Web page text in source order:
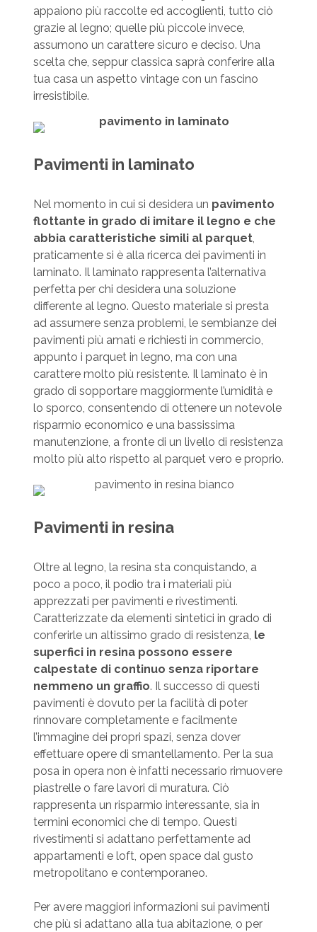
appaiono più raccolte ed accoglienti, tutto ciò
grazie al legno; quelle più piccole invece,
assumono un carattere sicuro e deciso. Una
scelta che, seppur classica saprà conferire alla
tua casa un aspetto vintage con un fascino
irresistibile.
Pavimenti in laminato
Nel momento in cui si desidera un pavimento
flottante in grado di imitare il legno e che
abbia caratteristiche simili al parquet,
praticamente si è alla ricerca dei pavimenti in
laminato. Il laminato rappresenta l’alternativa
perfetta per chi desidera una soluzione
differente al legno. Questo materiale si presta
ad assumere senza problemi, le sembianze dei
pavimenti più amati e richiesti in commercio,
appunto i parquet in legno, ma con una
carattere molto più resistente. Il laminato è in
grado di sopportare maggiormente l’umidità e
lo sporco, consentendo di ottenere un notevole
risparmio economico e una bassissima
manutenzione, a fronte di un livello di resistenza
molto più alto rispetto al parquet vero e proprio.
Pavimenti in resina
Oltre al legno, la resina sta conquistando, a
poco a poco, il podio tra i materiali più
apprezzati per pavimenti e rivestimenti.
Caratterizzate da elementi sintetici in grado di
conferirle un altissimo grado di resistenza, le
superfici in resina possono essere
calpestate di continuo senza riportare
nemmeno un graffio. Il successo di questi
pavimenti è dovuto per la facilità di poter
rinnovare completamente e facilmente
l’immagine dei propri spazi, senza dover
effettuare opere di smantellamento. Per la sua
posa in opera non è infatti necessario rimuovere
piastrelle o fare lavori di muratura. Ciò
rappresenta un risparmio interessante, sia in
termini economici che di tempo. Questi
rivestimenti si adattano perfettamente ad
appartamenti e loft, open space dal gusto
metropolitano e contemporaneo.
Per avere maggiori informazioni sui pavimenti
che più si adattano alla tua abitazione, o per